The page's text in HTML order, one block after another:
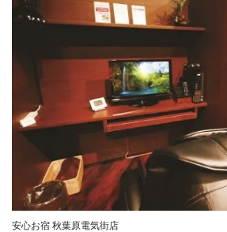
安心お宿 秋葉原電気街店